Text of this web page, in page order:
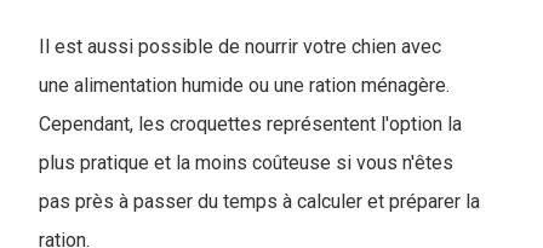
Il est aussi possible de nourrir votre chien avec
une alimentation humide ou une ration ménagère.
Cependant, les croquettes représentent l'option la
plus pratique et la moins coûteuse si vous n'êtes
pas près à passer du temps à calculer et préparer la
ration.